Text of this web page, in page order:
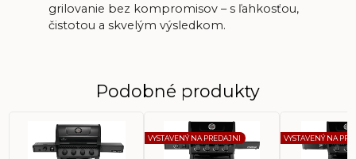
grilovanie bez kompromisov – s ľahkosťou,
čistotou a skvelým výsledkom.
Podobné produkty
VYSTAVENÝ NA PREDAJNI VYSTAVENÝ NA